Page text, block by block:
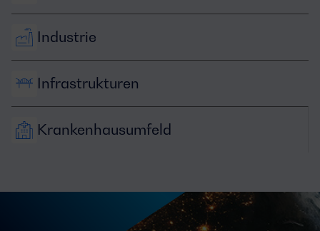
Industrie
Infrastrukturen
Krankenhausumfeld